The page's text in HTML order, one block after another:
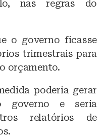
nas regras do
o governo ficasse
trimestrais para
orçamento.
poderia gerar
governo e seria
relatórios de